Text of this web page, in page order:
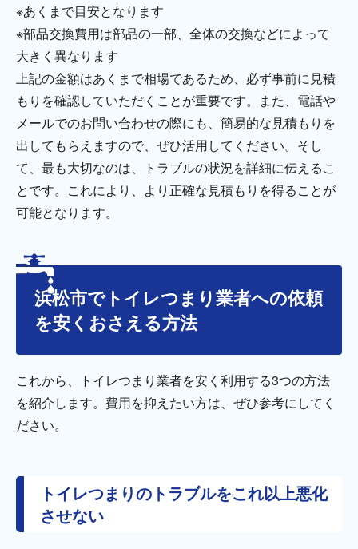
※あくまで目安となります
※部品交換費用は部品の一部、全体の交換などによって
大きく異なります
上記の金額はあくまで相場であるため、必ず事前に見積
もりを確認していただくことが重要です。また、電話や
メールでのお問い合わせの際にも、簡易的な見積もりを
出してもらえますので、ぜひ活用してください。そし
て、最も大切なのは、トラブルの状況を詳細に伝えるこ
とです。これにより、より正確な見積もりを得ることが
可能となります。
浜松市でトイレつまり業者への依頼
を安くおさえる方法
これから、トイレつまり業者を安く利用する3つの方法
を紹介します。費用を抑えたい方は、ぜひ参考にしてく
ださい。
トイレつまりのトラブルをこれ以上悪化
させない